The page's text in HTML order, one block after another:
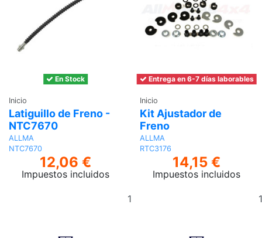
En Stock
Inicio
Latiguillo de Freno -
NTC7670
ALLMA
NTC7670
12,06 €
Impuestos incluidos
Entrega en 6-7 días laborables
Inicio
Kit Ajustador de
Freno
ALLMA
RTC3176
14,15 €
Impuestos incluidos